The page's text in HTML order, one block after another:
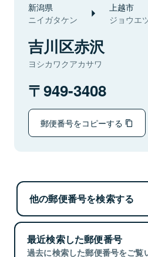
新潟県
ニイガタケン
上越市
ジョウエ
吉川区赤沢
ヨシカワクアカサワ
949-3408
郵便番号をコピーする
他の郵便番号を検索する
最近検索した郵便番号
過去に検索した郵便番号をご覧